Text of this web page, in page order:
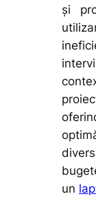
și
un